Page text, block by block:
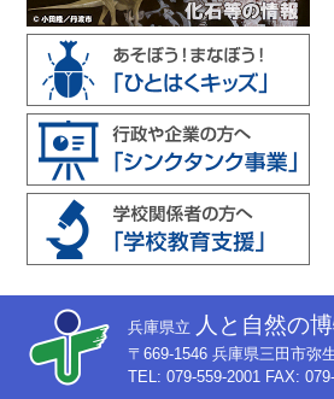
兵庫県立 人と自然の
〒669-1546 兵庫県三田市弥
TEL: 079-559-2001 FAX: